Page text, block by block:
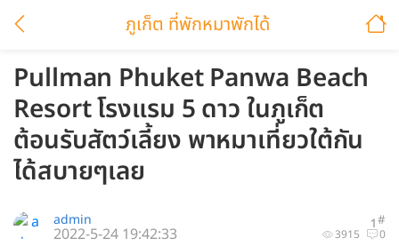
ภูเก็ต ที่พักหมาพักได้
Pullman Phuket Panwa Beach
Resort โรงแรม 5 ดาว ในภูเก็ต
ต้อนรับสัตว์เลี้ยง พาหมาเที่ยวใต้กัน
ได้สบายๆเลย
1#
admin
3915 0
2022-5-24 19:42:33